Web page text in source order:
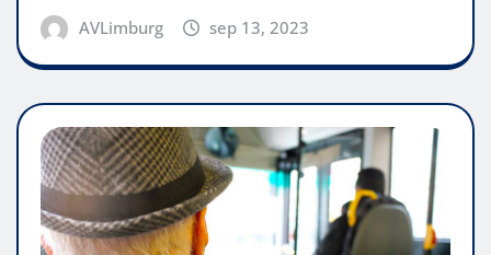
AVLimburg sep 13, 2023